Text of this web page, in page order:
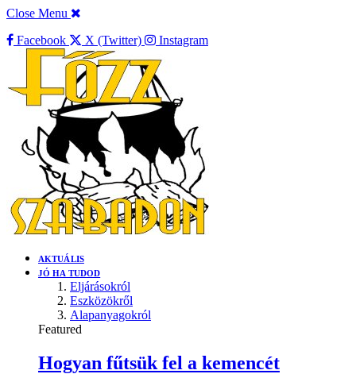
Close Menu
Facebook
X (Twitter) Instagram
AKTUÁLIS
JÓ HA TUDOD
Eljárásokról
Eszközökről
Alapanyagokról
Featured
Hogyan fűtsük fel a kemencét